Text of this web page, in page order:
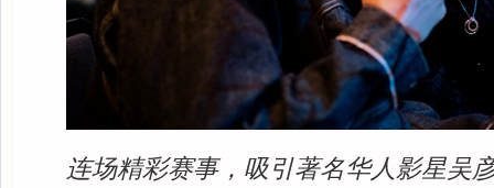
连场精彩赛事，吸引著名华人影星吴